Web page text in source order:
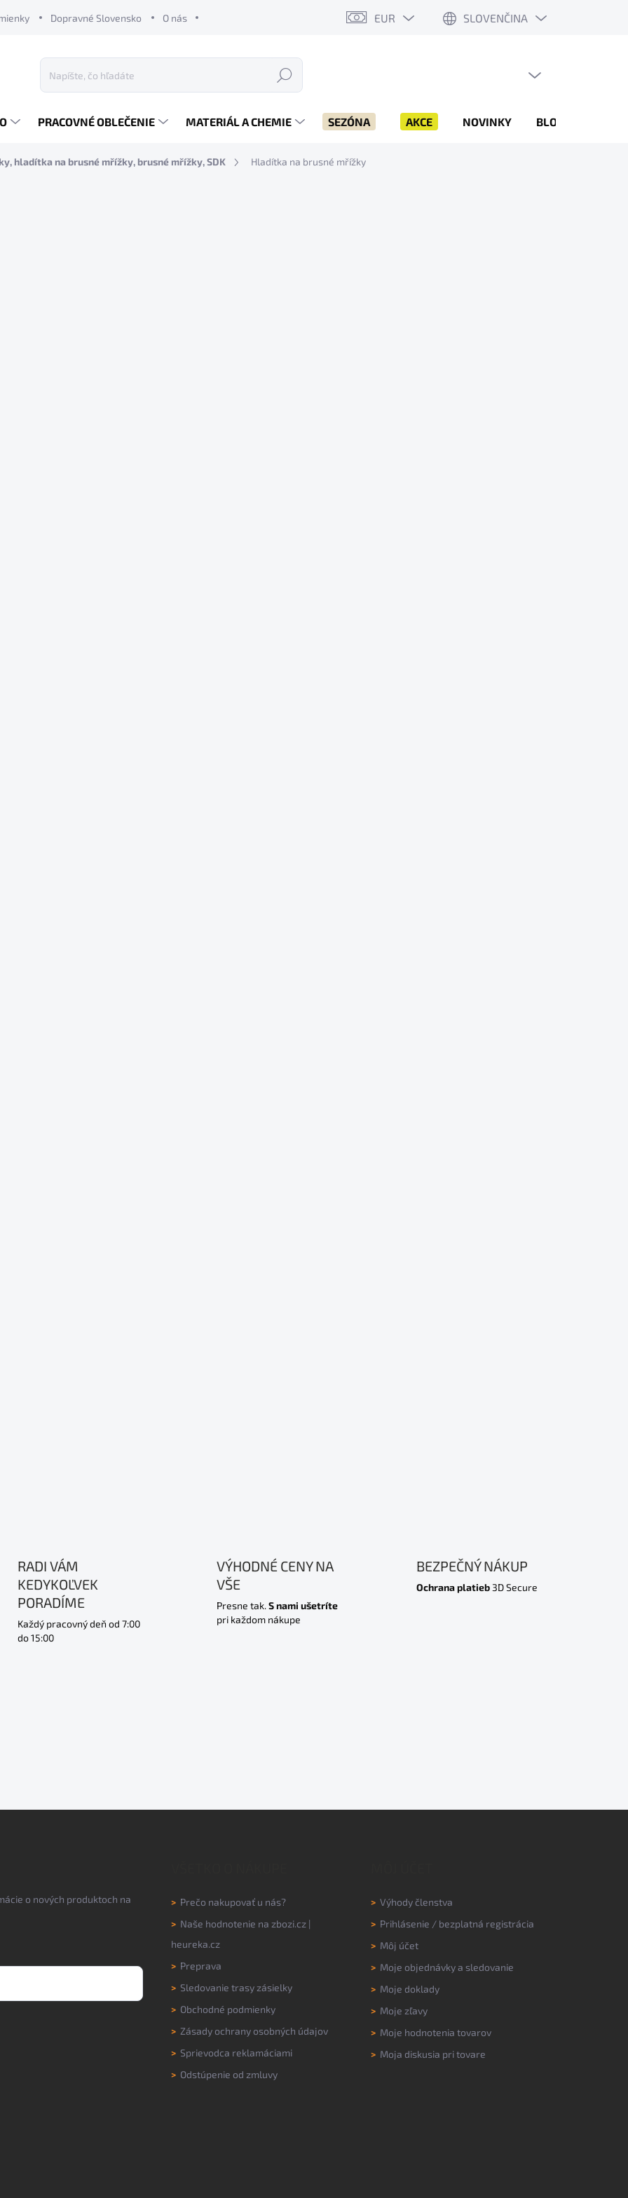
Dopravné Slovensko O nás EUR SLOVENČINA
Hľadať
PRACOVNÉ OBLEČENIE MATERIÁL A CHEMIE SEZÓNA AKCE NOVINKY BLOG
hladítka na brusné mřížky, brusné mřížky, SDK Hladítka na brusné mřížky
RADI VÁM
KEDYKOĽVEK
PORADÍME
Každý pracovný deň od 7:00
do 15:00
VÝHODNÉ CENY NA
VŠE
Presne tak.S nami ušetríte
pri každom nákupe
BEZPEČNÝ NÁKUP
Ochrana platieb3D Secure
o nových produktoch na
> Prečo nakupovať u nás?
> Naše hodnotenie na zbozi.cz |
heureka.cz
> Preprava
> Sledovanie trasy zásielky
> Obchodné podmienky
> Zásady ochrany osobných údajov
> Sprievodca reklamáciami
> Odstúpenie od zmluvy
> Výhody členstva
> Prihlásenie / bezplatná registrácia
> Môj účet
> Moje objednávky a sledovanie
> Moje doklady
> Moje zľavy
> Moje hodnotenia tovarov
> Moja diskusia pri tovare